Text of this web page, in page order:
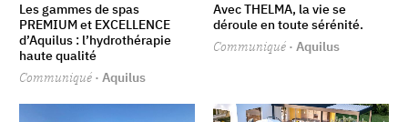
Les gammes de spas
PREMIUM et EXCELLENCE
d’Aquilus : l’hydrothérapie
haute qualité
Communiqué · Aquilus
Avec THELMA, la vie se
déroule en toute sérénité.
Communiqué · Aquilus